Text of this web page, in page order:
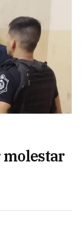
molestar